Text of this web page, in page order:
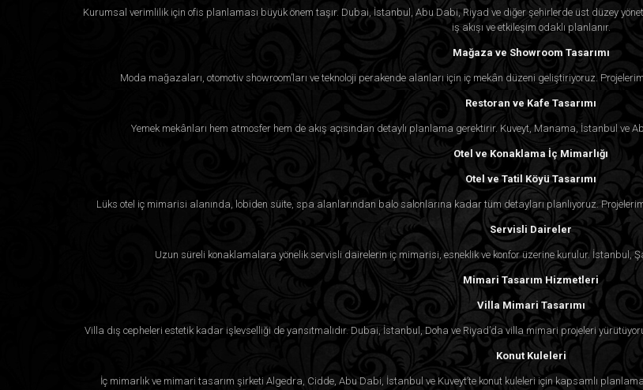
Kurumsal verimlilik için ofis planlaması büyük önem taşır. Dubai, İstanbul, Abu Dabi, Riyad ve diğer şehirlerde üst düzey
iş akışı ve etkileşim odaklı planlanır.
Mağaza ve Showroom Tasarımı
Moda mağazaları, otomotiv showroom’ları ve teknoloji perakende alanları için iç mekân düzeni geliştiriyoruz.
Restoran ve Kafe Tasarımı
Yemek mekânları hem atmosfer hem de akış açısından detaylı planlama gerektirir. Kuveyt, Manama, İstanbul ve
Otel ve Konaklama İç Mimarlığı
Otel ve Tatil Köyü Tasarımı
Lüks otel iç mimarisi alanında, lobiden süite, spa alanlarından balo salonlarına kadar tüm detayları planlıyoruz.
Servisli Daireler
Uzun süreli konaklamalara yönelik servisli dairelerin iç mimarisi, esneklik ve konfor üzerine kurulur. İstanbul,
Mimari Tasarım Hizmetleri
Villa Mimari Tasarımı
Villa dış cepheleri estetik kadar işlevselliği de yansıtmalıdır. Dubai, İstanbul, Doha ve Riyad’da villa mimari projeleri
Konut Kuleleri
İç mimarlık ve mimari tasarım şirketi Algedra, Cidde, Abu Dabi, İstanbul ve Kuveyt’te konut kuleleri için kapsamlı